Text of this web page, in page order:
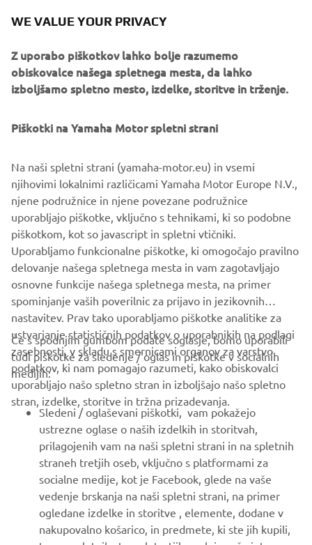
Potrdilo o ogljični nevtralnosti je interni standard, ki se vzdržuje v vsaki
tovarni. Globalna širitev z enakimi globalnimi standardi.
NAŠ OKOLJSKI NAČRT DO LETA 2050
PODJETJA
ZA PODJETJA
VEČ YAMAHA
PODPORA
GLASILO
WE VALUE YOUR PRIVACY
Z uporabo piškotkov lahko bolje razumemo
obiskovalce našega spletnega mesta, da lahko
izboljšamo spletno mesto, izdelke, storitve in trženje.
Piškotki na Yamaha Motor spletni strani
Na naši spletni strani (yamaha-motor.eu) in vsemi
njihovimi lokalnimi različicami Yamaha Motor Europe N.V.,
njene podružnice in njene povezane podružnice
uporabljajo piškotke, vključno s tehnikami, ki so podobne
piškotkom, kot so javascript in spletni vtičniki.
Uporabljamo funkcionalne piškotke, ki omogočajo pravilno
delovanje našega spletnega mesta in vam zagotavljajo
osnovne funkcije našega spletnega mesta, na primer
spominjanje vaših poverilnic za prijavo in jezikovnih
nastavitev. Prav tako uporabljamo piškotke analitike za
ustvarjanje statističnih podatkov o uporabnikih na podlagi
zasebnosti, v skladu s smernicami organov za varstvo
podatkov, ki nam pomagajo razumeti, kako obiskovalci
uporabljajo našo spletno stran in izboljšajo našo spletno
stran, izdelke, storitve in tržna prizadevanja.
Če s spodnjim gumbom podate soglasje, bomo uporabili
tudi piškotke za sledenje / oglas in piškotke v socialnih
medijih:
Sledeni / oglaševani piškotki, vam pokažejo
ustrezne oglase o naših izdelkih in storitvah,
prilagojenih vam na naši spletni strani in na spletnih
straneh tretjih oseb, vključno s platformami za
socialne medije, kot je Facebook, glede na vaše
vedenje brskanja na naši spletni strani, na primer
ogledane izdelke in storitve , elemente, dodane v
nakupovalno košarico, in predmete, ki ste jih kupili,